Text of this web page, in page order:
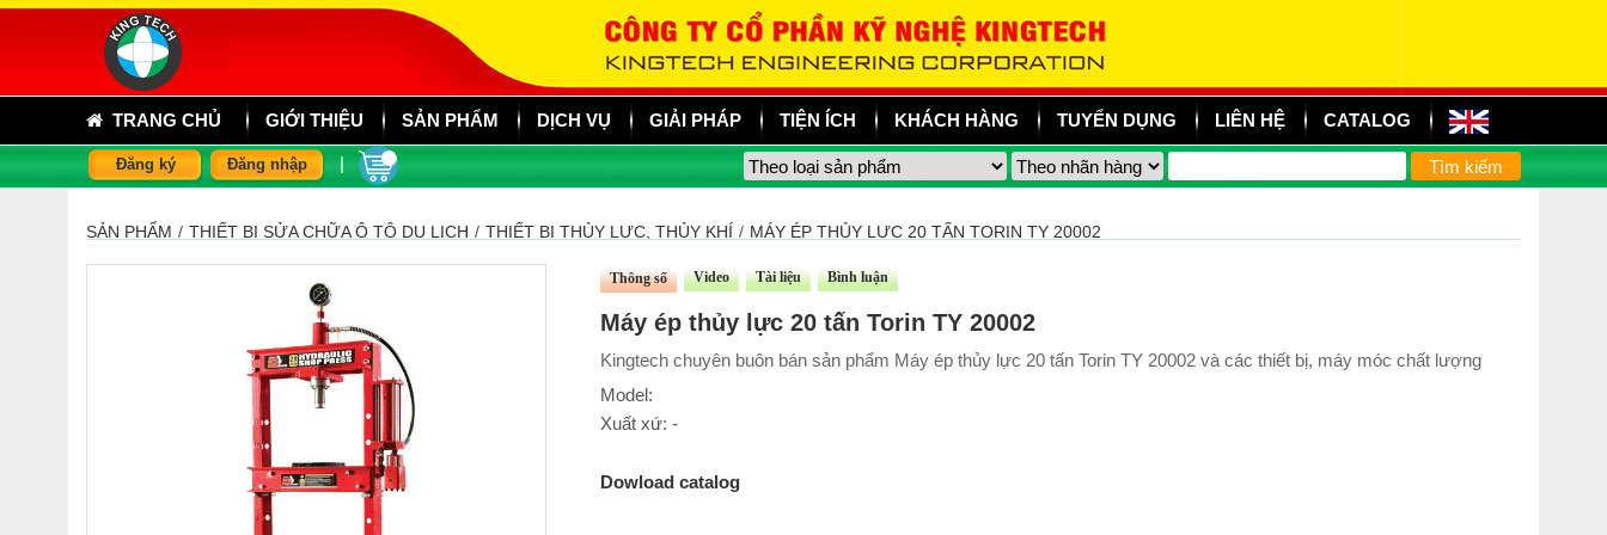
TRANG CHỦ GIỚI THIỆU SẢN PHẨM DỊCH VỤ GIẢI PHÁP TIỆN ÍCH KHÁCH HÀNG TUYỂN DỤNG LIÊN HỆ CATALOG
Đăng ký Đăng nhập
SẢN PHẨM / THIẾT BỊ SỬA CHỮA Ô TÔ DU LỊCH / THIẾT BỊ THỦY LỰC, THỦY KHÍ / MÁY ÉP THỦY LỰC 20 TẤN TORIN TY 20002
Thông số Video Tài liệu Bình luận
Máy ép thủy lực 20 tấn Torin TY 20002
Kingtech chuyên buôn bán sản phẩm Máy ép thủy lực 20 tấn Torin TY 20002 và các thiết bị, máy móc chất lượng
Model:
Xuất xứ: -
Dowload catalog